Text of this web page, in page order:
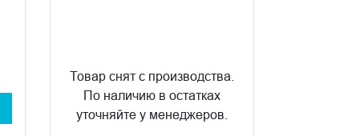
Товар снят с производства.
По наличию в остатках
уточняйте у менеджеров.